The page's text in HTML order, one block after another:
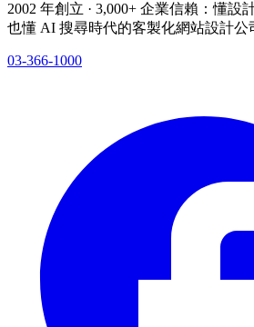
2002 年創立 · 3,000+ 企業信賴：懂設
也懂 AI 搜尋時代的客製化網站設計公
03-366-1000